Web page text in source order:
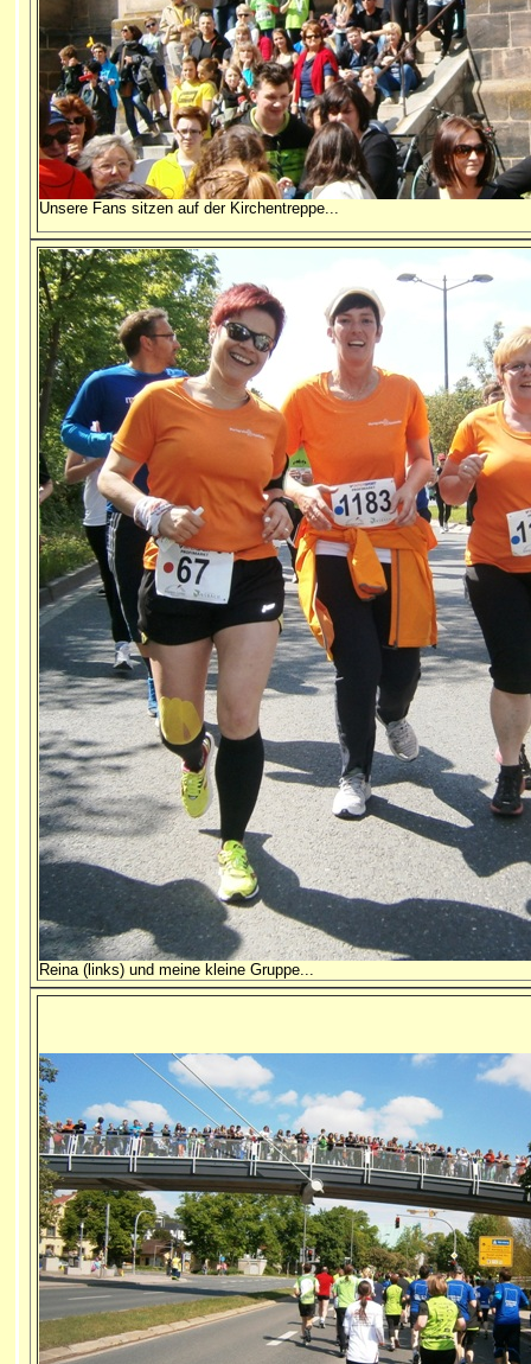
Unsere Fans sitzen auf der Kirchentreppe...
Reina (links) und meine kleine Gruppe...